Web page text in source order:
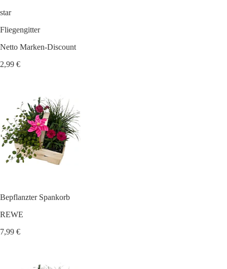
star
Fliegengitter
Netto Marken-Discount
2,99 €
Bepflanzter Spankorb
REWE
7,99 €